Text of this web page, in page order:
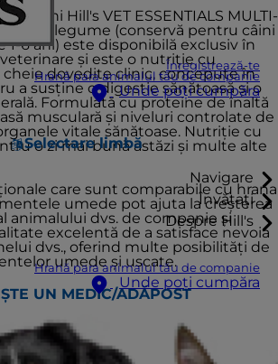
Înregistrează-te
Hrană para animalul tău de companie
Unde poți cumpăra
Selectare limbă
Navigare
Învățați
Despre Hill's
Hrană para animalul tău de companie
Unde poți cumpăra
câini Hill's VET ESSENTIALS MULTI-
și legume (conservă pentru câini
1-6 ani) este disponibilă exclusiv în
și este o nutriție cu
dovedite clinic, concepute în
a susține o digestie sănătoasă și o
Formulată cu proteine de înaltă
musculară și niveluri controlate de
vitale sănătoase. Nutriție cu
o zi mai bună astăzi și multe alte
care sunt comparabile cu hrana
umede pot ajuta la creșterea
animalului dvs. de companie și
excelentă de a satisface nevoia
dvs., oferind multe posibilități de
umede și uscate.
UN MEDIC/ADĂPOST